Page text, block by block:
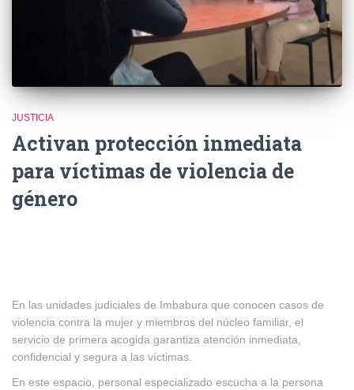
JUSTICIA
Activan protección inmediata
para víctimas de violencia de
género
En las unidades judiciales de Imbabura que conocen casos de
violencia contra la mujer y miembros del núcleo familiar, el
servicio de primera acogida garantiza atención inmediata,
confidencial y segura a las víctimas.
En este espacio, personal especializado escucha a la persona